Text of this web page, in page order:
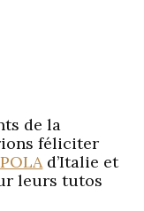
de la
féliciter
d’Italie et
leurs tutos